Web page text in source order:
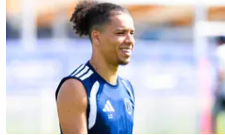
parisansgermain 19 avril 2025 à 10:32
Kvara contre Villa a été mauvais
Répondre
parigot 19 avril 2025 à 13:58
Pas à l'aller.
Répondre
parisansgermain 19 avril 2025 à 19:26